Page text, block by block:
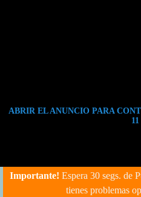
ABRIR EL ANUNCIO PARA
11
Importante! Espera 30 segs. de
tienes problemas